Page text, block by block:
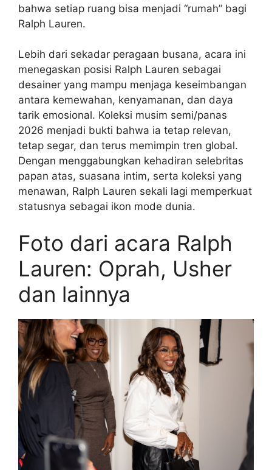
bahwa setiap ruang bisa menjadi “rumah” bagi
Ralph Lauren.
Lebih dari sekadar peragaan busana, acara ini
menegaskan posisi Ralph Lauren sebagai
desainer yang mampu menjaga keseimbangan
antara kemewahan, kenyamanan, dan daya
tarik emosional. Koleksi musim semi/panas
2026 menjadi bukti bahwa ia tetap relevan,
tetap segar, dan terus memimpin tren global.
Dengan menggabungkan kehadiran selebritas
papan atas, suasana intim, serta koleksi yang
menawan, Ralph Lauren sekali lagi memperkuat
statusnya sebagai ikon mode dunia.
Foto dari acara Ralph
Lauren: Oprah, Usher
dan lainnya